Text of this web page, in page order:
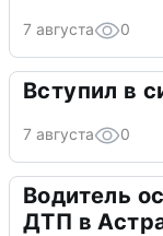
7 августа 0
Вступил в
7 августа 0
Водитель
ДТП в